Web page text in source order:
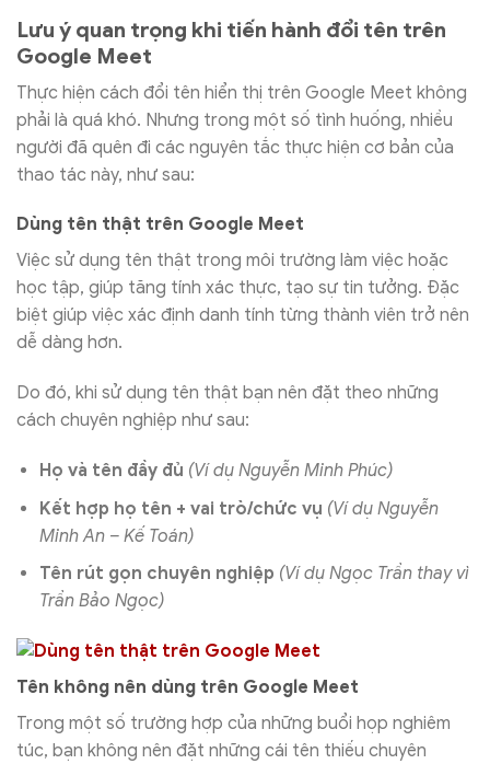
Lưu ý quan trọng khi tiến hành đổi tên trên
Google Meet
Thực hiện cách đổi tên hiển thị trên Google Meet không
phải là quá khó. Nhưng trong một số tình huống, nhiều
người đã quên đi các nguyên tắc thực hiện cơ bản của
thao tác này, như sau:
Dùng tên thật trên Google Meet
Việc sử dụng tên thật trong môi trường làm việc hoặc
học tập, giúp tăng tính xác thực, tạo sự tin tưởng. Đặc
biệt giúp việc xác định danh tính từng thành viên trở nên
dễ dàng hơn.
Do đó, khi sử dụng tên thật bạn nên đặt theo những
cách chuyên nghiệp như sau:
Họ và tên đầy đủ (Ví dụ Nguyễn Minh Phúc)
Kết hợp họ tên + vai trò/chức vụ (Ví dụ Nguyễn
Minh An – Kế Toán)
Tên rút gọn chuyên nghiệp (Ví dụ Ngọc Trần thay vì
Trần Bảo Ngọc)
Tên không nên dùng trên Google Meet
Trong một số trường hợp của những buổi họp nghiêm
túc, bạn không nên đặt những cái tên thiếu chuyên